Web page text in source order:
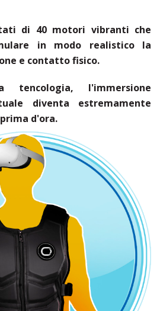
di 40 motori vibranti che
in modo realistico la
e contatto fisico.
l'immersione
diventa estremamente
d'ora.